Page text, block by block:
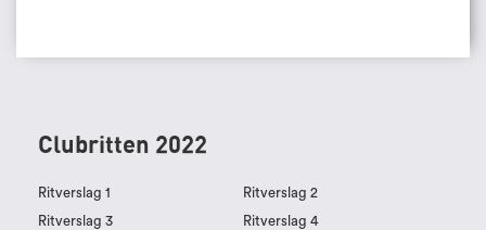
Clubritten 2022
Ritverslag 1
Ritverslag 2
Ritverslag 3
Ritverslag 4